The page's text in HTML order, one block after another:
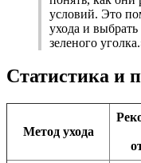
условий. Это
ухода и
зеленого
Статистика и
Метод ухода